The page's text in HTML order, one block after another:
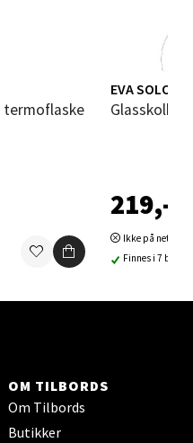
EVA SOLO
219,-
Ikke på
Finnes i 7
OM TILBORDS
Om Tilbords
Butikker
Velg
6, 1400 Ski
Storsenter